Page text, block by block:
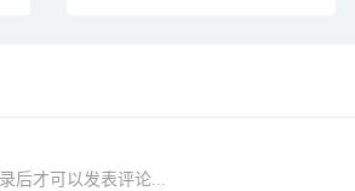
后才可以发表评论...